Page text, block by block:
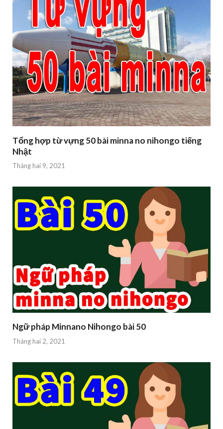
Tổng hợp từ vựng 50 bài minna no nihongo tiếng
Nhật
Tháng hai 9, 2021
Ngữ pháp Minnano Nihongo bài 50
Tháng hai 2, 2021